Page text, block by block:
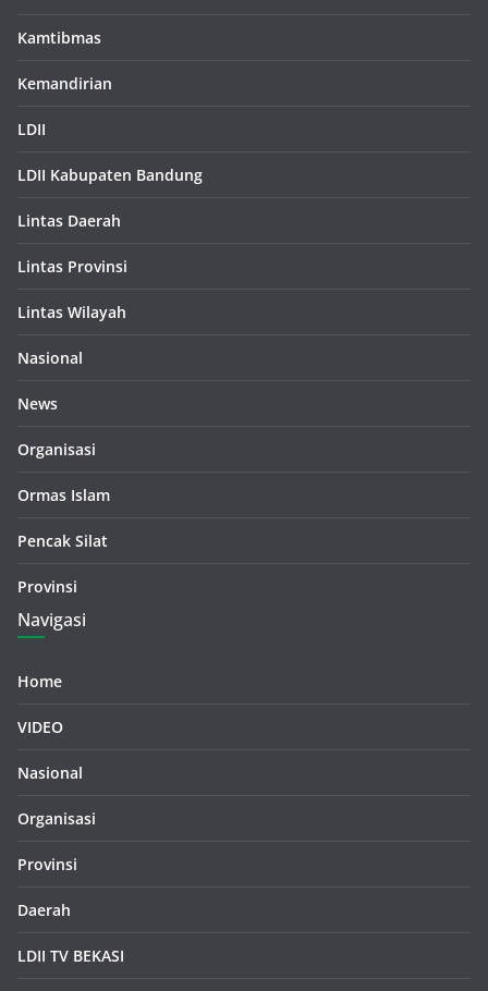
Kamtibmas
Kemandirian
LDII
LDII Kabupaten Bandung
Lintas Daerah
Lintas Provinsi
Lintas Wilayah
Nasional
News
Organisasi
Ormas Islam
Pencak Silat
Provinsi
Navigasi
Home
VIDEO
Nasional
Organisasi
Provinsi
Daerah
LDII TV BEKASI